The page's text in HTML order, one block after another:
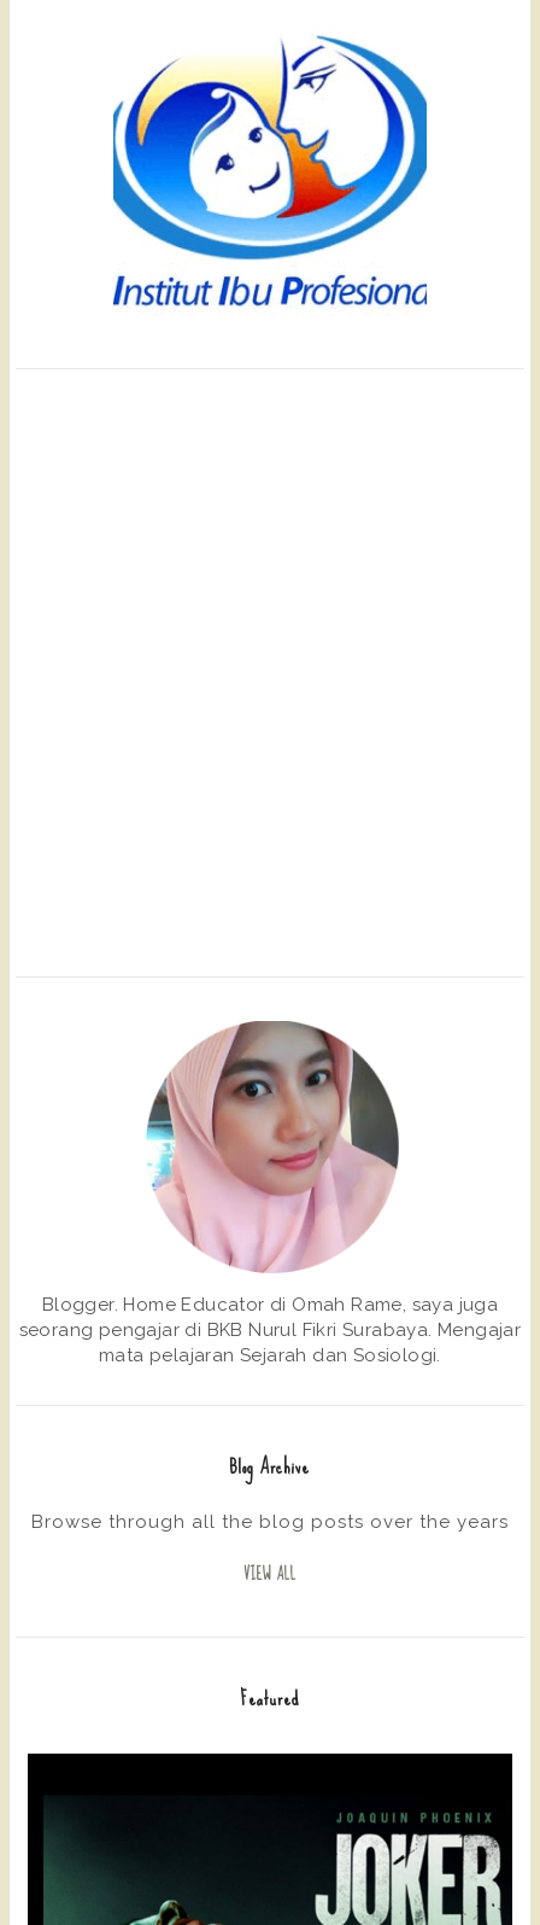
Blogger. Home Educator di Omah Rame, saya juga
seorang pengajar di BKB Nurul Fikri Surabaya. Mengajar
mata pelajaran Sejarah dan Sosiologi.
Blog Archive
Browse through all the blog posts over the years
VIEW ALL
Featured